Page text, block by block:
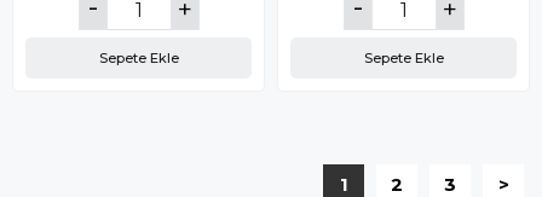
Sepete Ekle Sepete Ekle
1 2 3 >